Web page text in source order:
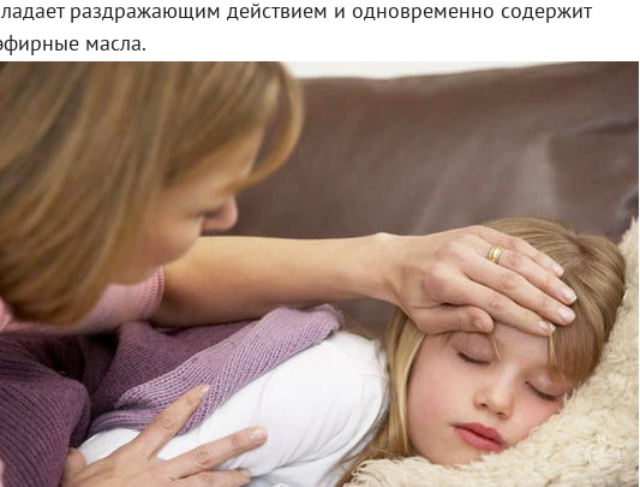
раздражающим действием и одновременно содержит
масла.